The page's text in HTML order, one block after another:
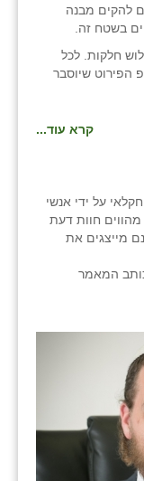
להקים מבנה
בשטח זה.
חלקות. לכל
הפירוט שיוסבר
קרא עוד...
על ידי אנשי
חוות דעת
מייצגים את
המאמר